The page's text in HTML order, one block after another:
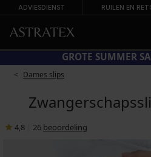
ADVIESDIENST RUILEN EN
GROTE SUMMER
Dames slips
4,8 26 beoordeling